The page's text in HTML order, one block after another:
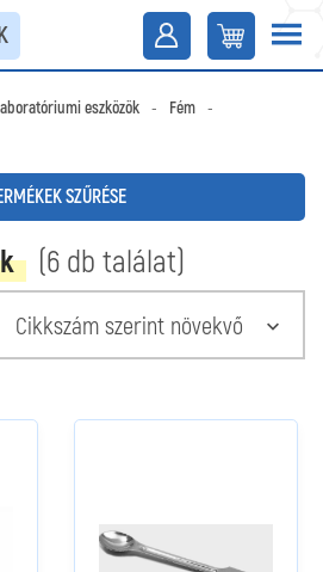
eszközök - Fém -
SZŰRÉSE
(6 db találat)
Cikkszám szerint növekvő